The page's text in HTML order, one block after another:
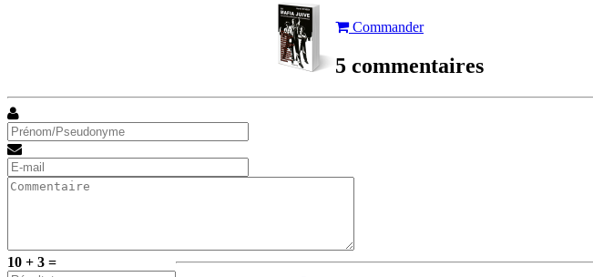
Commander
5 commentaires
10 + 3 =